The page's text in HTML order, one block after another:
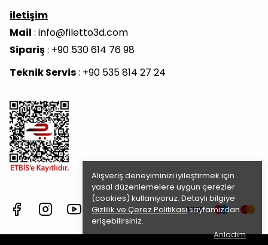
Alışveriş deneyiminizi iyileştirmek için
yasal düzenlemelere uygun çerezler
(cookies) kullanıyoruz. Detaylı bilgiye
Gizlilik ve Çerez Politikasısayfamızdan
erişebilirsiniz.
Anladım
iletişim
Mail : info@filetto3d.com
Sipariş: +90 530 614 76 98
Teknik Servis: +90 535 814 27 24